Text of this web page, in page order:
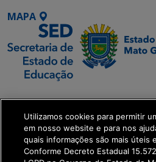
MAPA
SETDIG | Secretaria-
Executiva de
Transformação Digital
get_footer();
Utilizamos cookies para permitir
em nosso website e para nos
quais informações são mais úteis
Conforme Decreto Estadual